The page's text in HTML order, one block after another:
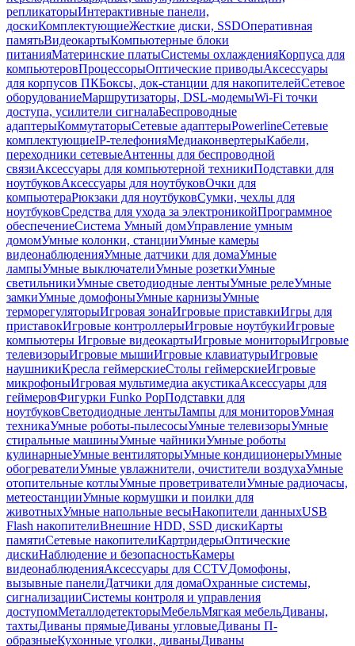
репликаторыИнтерактивные панели,
доскиКомплектующиеЖесткие диски, SSDОперативная
памятьВидеокартыКомпьютерные блоки
питанияМатеринские платыСистемы охлажденияКорпуса для
компьютеровПроцессорыОптические приводыАксессуары
для корпусов ПКБоксы, док-станции для накопителейСетевое
оборудованиеМаршрутизаторы, DSL-модемыWi-Fi точки
доступа, усилители сигналаБеспроводные
адаптерыКоммутаторыСетевые адаптерыPowerlineСетевые
комплектующиеIP-телефонияМедиаконвертерыКабели,
переходники сетевыеАнтенны для беспроводной
связиАксессуары для компьютерной техникиПодставки для
ноутбуковАксессуары для ноутбуковОчки для
компьютераРюкзаки для ноутбуковСумки, чехлы для
ноутбуковСредства для ухода за электроникойПрограммное
обеспечениеСистема Умный домУправление умным
домомУмные колонки, станцииУмные камеры
видеонаблюденияУмные датчики для домаУмные
лампыУмные выключателиУмные розеткиУмные
светильникиУмные светодиодные лентыУмные релеУмные
замкиУмные домофоныУмные карнизыУмные
терморегуляторыИгровая зонаИгровые приставкиИгры для
приставокИгровые контроллерыИгровые ноутбукиИгровые
компьютеры Игровые видеокартыИгровые мониторыИгровые
телевизорыИгровые мышиИгровые клавиатурыИгровые
наушникиКресла геймерскиеСтолы геймерскиеИгровые
микрофоныИгровая мультимедиа акустикаАксессуары для
геймеровФигурки Funko PopПодставки для
ноутбуковСветодиодные лентыЛампы для мониторовУмная
техникаУмные роботы-пылесосыУмные телевизорыУмные
стиральные машиныУмные чайникиУмные роботы
кулинарныеУмные вентиляторыУмные кондиционерыУмные
обогревателиУмные увлажнители, очистители воздухаУмные
отопительные котлыУмные проветривателиУмные радиочасы,
метеостанцииУмные кормушки и поилки для
животныхУмные напольные весыНакопители данныхUSB
Flash накопителиВнешние HDD, SSD дискиКарты
памятиСетевые накопителиКартридерыОптические
дискиНаблюдение и безопасностьКамеры
видеонаблюденияАксессуары для CCTVДомофоны,
вызывные панелиДатчики для домаОхранные системы,
сигнализацииСистемы контроля и управления
доступомМеталлодетекторыМебельМягкая мебельДиваны,
тахтыДиваны прямыеДиваны угловыеДиваны П-
образныеКухонные уголки, диваныДиваны